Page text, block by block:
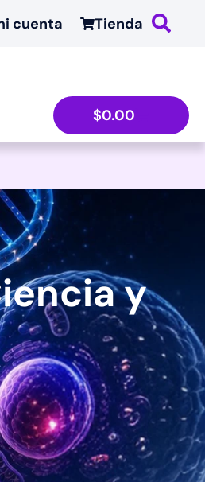
cuenta Tienda
$0.00
y